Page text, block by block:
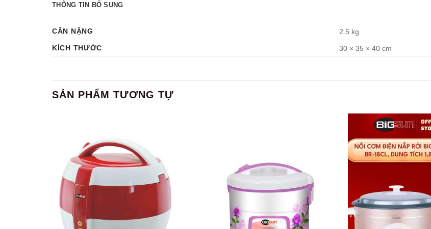
THÔNG TIN BỔ SUNG
CÂN NẶNG
2.5 kg
KÍCH THƯỚC
30 × 35 × 40 cm
SẢN PHẨM TƯƠNG TỰ